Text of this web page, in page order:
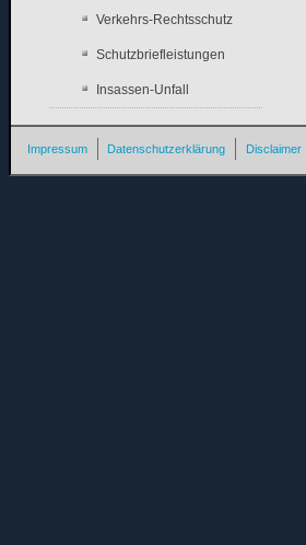
Verkehrs-Rechtsschutz
Schutzbriefleistungen
Insassen-Unfall
Impressum Datenschutzerklärung Disclaimer